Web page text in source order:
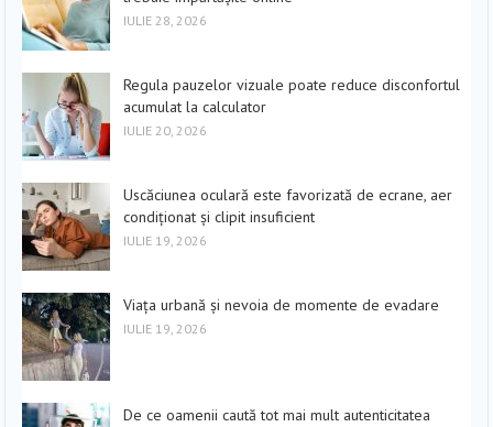
IULIE 28, 2026
Regula pauzelor vizuale poate reduce disconfortul
acumulat la calculator
IULIE 20, 2026
Uscăciunea oculară este favorizată de ecrane, aer
condiționat și clipit insuficient
IULIE 19, 2026
Viața urbană și nevoia de momente de evadare
IULIE 19, 2026
De ce oamenii caută tot mai mult autenticitatea